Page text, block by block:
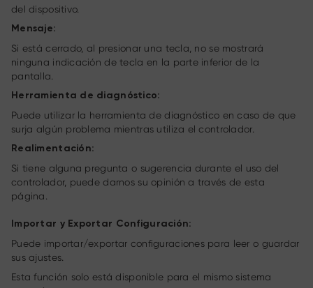
del dispositivo.
Mensaje:
Si está cerrado, al presionar una tecla, no se mostrará
ninguna indicación de tecla en la parte inferior de la
pantalla.
Herramienta de diagnóstico:
Puede utilizar la herramienta de diagnóstico en caso de que
surja algún problema mientras utiliza el controlador.
Realimentación:
Si tiene alguna pregunta o sugerencia durante el uso del
controlador, puede darnos su opinión a través de esta
página.
Importar y Exportar Configuración:
Puede importar/exportar configuraciones para leer o guardar
sus ajustes.
Esta función solo está disponible para el mismo sistema